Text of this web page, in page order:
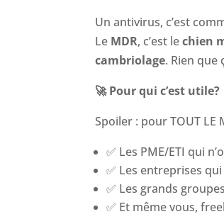
Un antivirus, c’est
Le MDR, c’est lechien
cambriolage. Rien que
🚀 Pour qui c’est utile?
Spoiler : pour TOUT LE
✅ Les PME/ETI qui
✅ Les entreprises
✅ Les grands
✅ Et même vous,